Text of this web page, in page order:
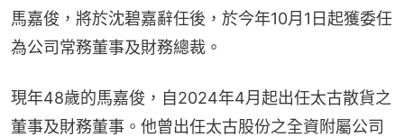
馬嘉俊，將於沈碧嘉辭任後，於今年10月1日起獲委任
為公司常務董事及財務總裁。
現年48歲的馬嘉俊，自2024年4月起出任太古散貨之
董事及財務董事。他曾出任太古股份之全資附屬公司